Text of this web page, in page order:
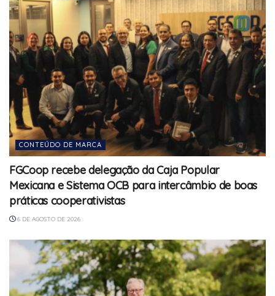
CONTEÚDO DE MARCA
FGCoop recebe delegação da Caja Popular
Mexicana e Sistema OCB para intercâmbio de boas
práticas cooperativistas
6 DE AGOSTO DE 2026